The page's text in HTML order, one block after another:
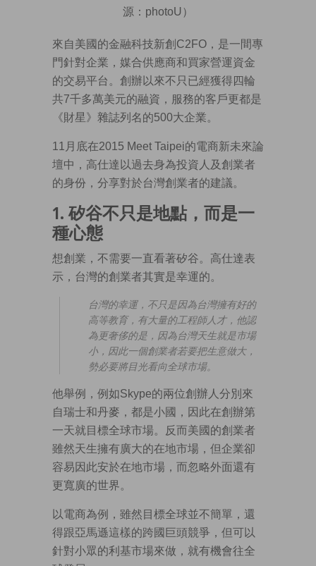
源：photoU）
來自美國的金融科技新創C2FO，是一間專
門針對企業，媒合供應商和買家營運資金
的交易平台。創辦以來不只已經獲得四輪
共7千多萬美元的融資，服務的客戶更都是
《財星》雜誌列名的500大企業。
11月底在2015 Meet Taipei的電商新未來論
壇中，高仕達以過去身為投資人及創業者
的身份，分享對於台灣創業者的建議。
1. 矽谷不只是地點，而是一
種心態
想創業，不需要一直看著矽谷。高仕達表
示，台灣的創業者其實是幸運的。
台灣的幸運，不只是因為台灣擁有好的
高等教育，有大量的工程師人才，他認
為更奢侈的是，因為台灣天生就是市場
小，因此一個創業者若要把生意做大，
勢必要將目光看向全球市場。
他舉例，例如Skype的兩位創辦人分別來
自瑞士和丹麥，都是小國，因此在創辦第
一天就目標全球市場。反而美國的創業者
雖然天生擁有廣大的在地市場，但企業卻
容易因此安於在地市場，而忽略外面還有
更寬廣的世界。
以電商為例，雖然目標全球並不簡單，還
得跟亞馬遜這樣的跨國巨頭競爭，但可以
針對小眾的利基市場來做，就有機會往全